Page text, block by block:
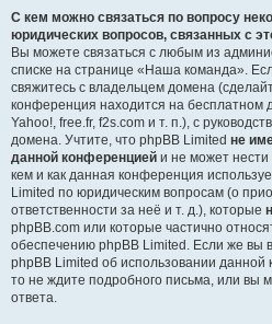
С кем можно связаться по вопросу
юридических вопросов, связанных с
Вы можете связаться с любым из
списке на странице «Наша команда».
свяжитесь с владельцем домена
конференция находится на бесплатном
Yahoo!, free.fr, f2s.com и т. п.), с
домена. Учтите, что phpBB Limited не
данной конференцией и не может нести
кем и как данная конференция
Limited по юридическим вопросам (о
ответственности за неё и т. д.), которые
phpBB.com или которые частично
обеспечению phpBB Limited. Если же вы
phpBB Limited об использовании данной
то не ждите подробного письма, или вы
ответа.